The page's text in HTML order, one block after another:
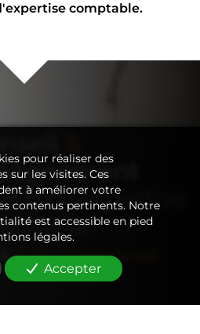
comptable.
d'expertise
Entreprenariat
pour réaliser des
sur les visites. Ces
à améliorer votre
contenus pertinents. Notre
est accessible en pied
légales.
Accepter